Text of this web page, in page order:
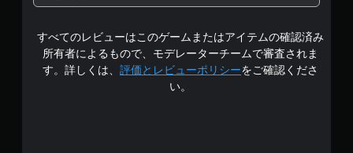
5
で
す
すべてのレビューはこのゲームまたはアイテムの確認済み
所有者によるもので、モデレーターチームで審査されま
す。詳しくは、 評価とレビューポリシーをご確認くださ
い。